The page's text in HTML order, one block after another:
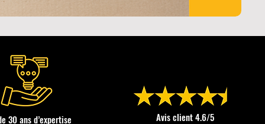
30 ans d’expertise
Avis client 4.6/5